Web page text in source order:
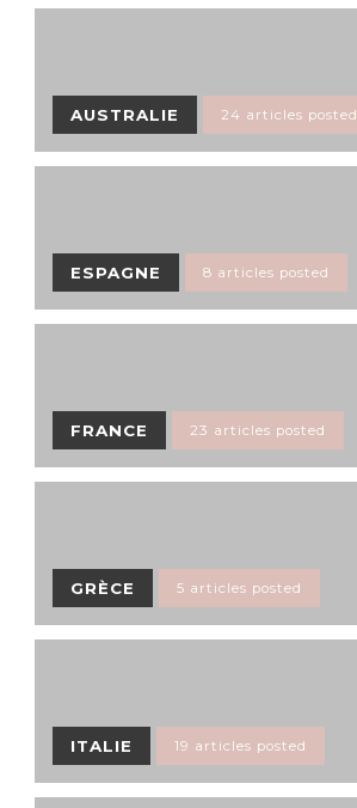
AUSTRALIE 24 articles posted
ESPAGNE 8 articles posted
FRANCE 23 articles posted
GRÈCE 5 articles posted
ITALIE 19 articles posted